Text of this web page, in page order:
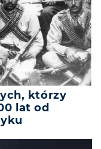
którzy
lat od